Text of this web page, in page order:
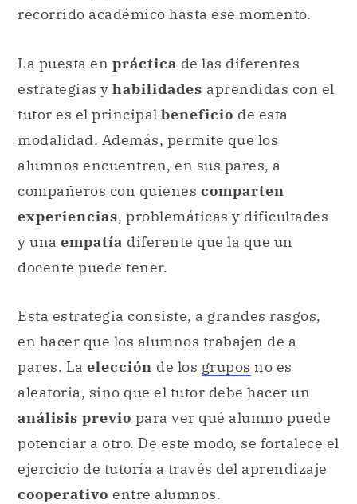
recorrido académico hasta ese momento.
La puesta en práctica de las diferentes
estrategias y habilidades aprendidas con el
tutor es el principal beneficio de esta
modalidad. Además, permite que los
alumnos encuentren, en sus pares, a
compañeros con quienes comparten
experiencias, problemáticas y dificultades
y una empatía diferente que la que un
docente puede tener.
Esta estrategia consiste, a grandes rasgos,
en hacer que los alumnos trabajen de a
pares. La elección de los grupos no es
aleatoria, sino que el tutor debe hacer un
análisis previo para ver qué alumno puede
potenciar a otro. De este modo, se fortalece el
ejercicio de tutoría a través del aprendizaje
cooperativo entre alumnos.